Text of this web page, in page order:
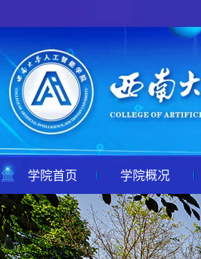
学院首页 学院概况